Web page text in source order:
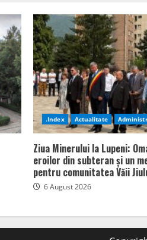
.Index Actualitate
Ziua Minerului la Lupeni:
eroilor din subteran și un
pentru comunitatea Văii
6 August 2026